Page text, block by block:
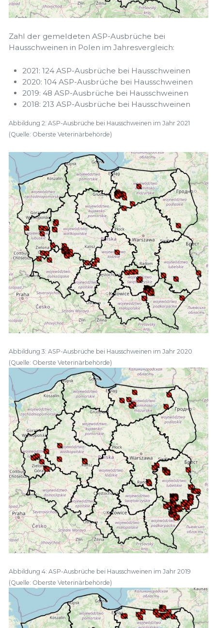
Zahl der gemeldeten ASP-Ausbrüche bei
Hausschweinen in Polen im Jahresvergleich:
2021: 124 ASP-Ausbrüche bei Hausschweinen
2020: 104 ASP-Ausbrüche bei Hausschweinen
2019: 48 ASP-Ausbrüche bei Hausschweinen
2018: 213 ASP-Ausbrüche bei Hausschweinen
Abbildung 2: ASP-Ausbrüche bei Hausschweinen im Jahr 2021
(Quelle: Oberste Veterinärbehörde)
Abbildung 3: ASP-Ausbrüche bei Hausschweinen im Jahr 2020
(Quelle: Oberste Veterinärbehörde)
Abbildung 4: ASP-Ausbrüche bei Hausschweinen im Jahr 2019
(Quelle: Oberste Veterinärbehörde)